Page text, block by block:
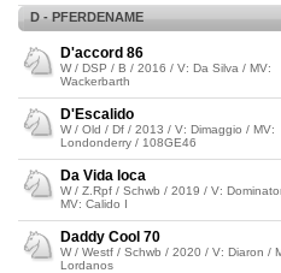
D - PFERDENAME
D'accord 86
W / DSP / B / 2016 / V: Da Silva / MV:
Wackerbarth
D'Escalido
W / Old / Df / 2013 / V: Dimaggio / MV:
Londonderry / 108GE46
Da Vida loca
W / Z.Rpf / Schwb / 2019 / V:
MV: Calido I
Daddy Cool 70
W / Westf / Schwb / 2020 / V: Diaron /
Lordanos